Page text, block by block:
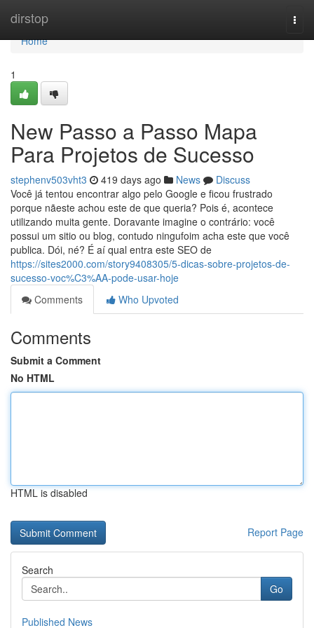
dirstop
Home
Home
1
New Passo a Passo Mapa
Para Projetos de Sucesso
stephenv503vht3 419 days ago News
Discuss
Você já tentou encontrar algo pelo Google e ficou frustrado
porque nãeste achou este de que queria? Pois é, acontece
utilizando muita gente. Doravante imagine o contrário: você
possui um sitio ou blog, contudo ningufoim acha este que você
publica. Dói, né? É aí qual entra este SEO de
https://sites2000.com/story9408305/5-dicas-sobre-projetos-de-
sucesso-voc%C3%AA-pode-usar-hoje
Comments
Who Upvoted
Comments
Submit a Comment
No HTML
HTML is disabled
Report Page
Search
Go
Published News